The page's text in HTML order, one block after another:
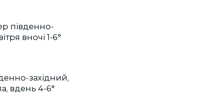
південно-
вночі 1-6°
західний,
вдень 4-6°